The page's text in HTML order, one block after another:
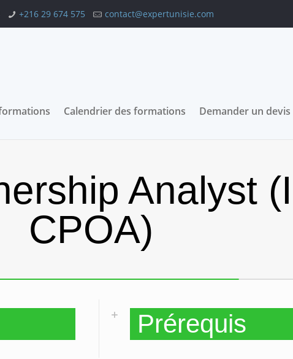
+216 29 674 575 contact@expertunisie.com
Calendrier des formations Demander un devis
Analyst
CPOA)
Prérequis